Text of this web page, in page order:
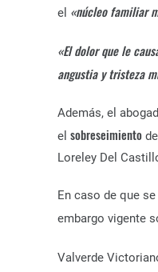
el «núcleo familiar
«El dolor que le
angustia y tristeza
Además, el
el sobreseimiento
Loreley Del
En caso de que
embargo vigente
Valverde